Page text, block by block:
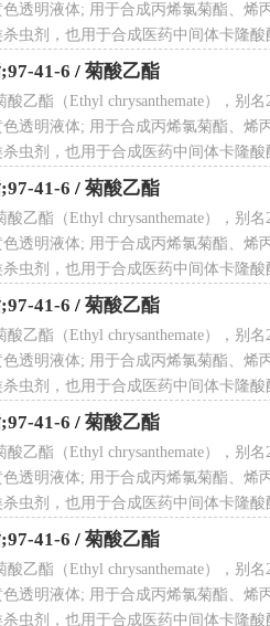
色透明液体; 用于合成丙烯氯菊酯、烯
杀虫剂，也用于合成医药中间体卡隆
;菊酸乙酯;菊酸乙酯;菊酸乙酯;菊酸乙
41-6 / 菊酸乙酯
酸乙酯（Ethyl chrysanthemate），别
色透明液体; 用于合成丙烯氯菊酯、烯
杀虫剂，也用于合成医药中间体卡隆
;菊酸乙酯;菊酸乙酯;菊酸乙酯;菊酸乙
41-6 / 菊酸乙酯
酸乙酯（Ethyl chrysanthemate），别
色透明液体; 用于合成丙烯氯菊酯、烯
杀虫剂，也用于合成医药中间体卡隆
;菊酸乙酯;菊酸乙酯;菊酸乙酯;菊酸乙
41-6 / 菊酸乙酯
酸乙酯（Ethyl chrysanthemate），别
色透明液体; 用于合成丙烯氯菊酯、烯
杀虫剂，也用于合成医药中间体卡隆
;菊酸乙酯;菊酸乙酯;菊酸乙酯;菊酸乙
41-6 / 菊酸乙酯
酸乙酯（Ethyl chrysanthemate），别
色透明液体; 用于合成丙烯氯菊酯、烯
杀虫剂，也用于合成医药中间体卡隆
;菊酸乙酯;菊酸乙酯;菊酸乙酯;菊酸乙
41-6 / 菊酸乙酯
酸乙酯（Ethyl chrysanthemate），别
色透明液体; 用于合成丙烯氯菊酯、烯
杀虫剂，也用于合成医药中间体卡隆